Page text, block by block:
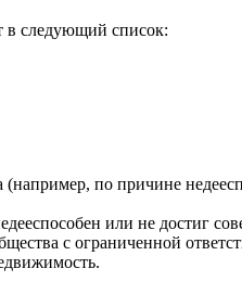
в следующий список:
(например, по причине
или не достиг
с ограниченной